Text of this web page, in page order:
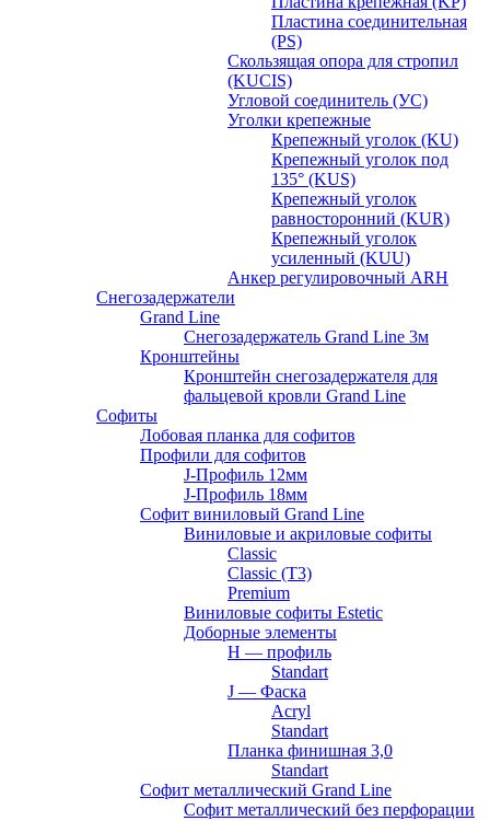
Пластина соединительная
(PS)
Скользящая опора для стропил
(KUCIS)
Угловой соединитель (УС)
Уголки крепежныe
Крепежный уголок (KU)
Крепежный уголок под
135° (KUS)
Крепежный уголок
равносторонний (KUR)
Крепежный уголок
усиленный (KUU)
Анкер регулировочный ARH
Снегозадержатели
Grand Line
Снегозадержатель Grand Line 3м
Кронштейны
Кронштейн снегозадержателя для
фальцевой кровли Grand Line
Софиты
Лобовая планка для софитов
Профили для софитов
J-Профиль 12мм
J-Профиль 18мм
Софит виниловый Grand Line
Виниловые и акриловые софиты
Classic
Classic (T3)
Premium
Виниловые софиты Estetic
Доборные элементы
H — профиль
Standart
J — Фаска
Acryl
Standart
Планка финишная 3,0
Standart
Софит металлический Grand Line
Софит металлический без перфорации